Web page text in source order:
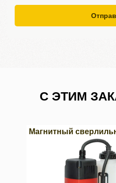
С ЭТИМ
Магнитный